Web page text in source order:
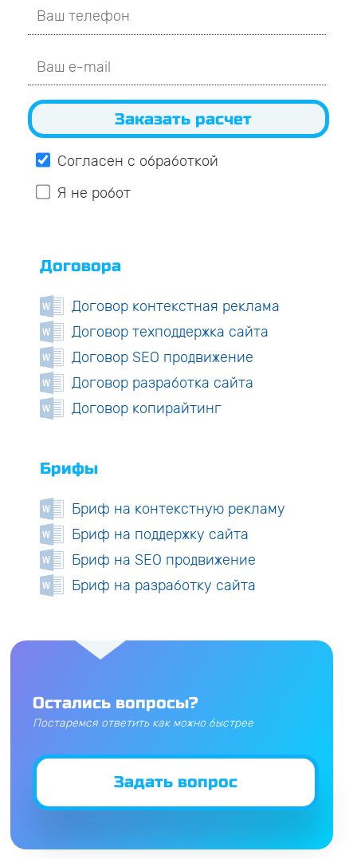
Согласен с обработкой
Я не робот
Договора
Договор контекстная реклама
Договор техподдержка сайта
Договор SEO продвижение
Договор разработка сайта
Договор копирайтинг
Брифы
Бриф на контекстную рекламу
Бриф на поддержку сайта
Бриф на SEO продвижение
Бриф на разработку сайта
Остались вопросы?
Постаремся ответить как можно быстрее
Задать вопрос